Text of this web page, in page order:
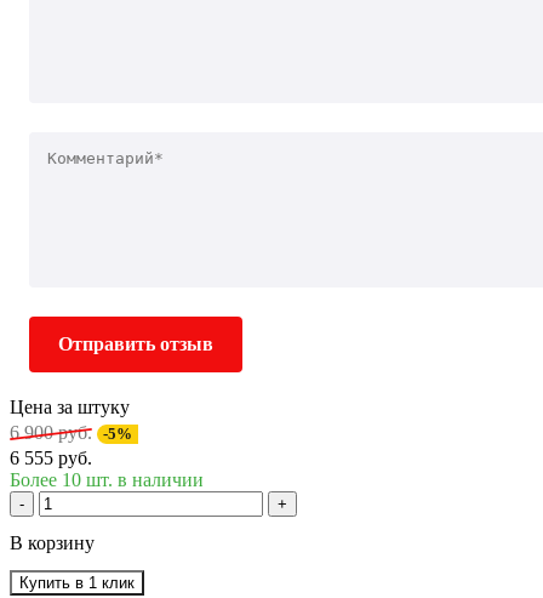
Отправить отзыв
Цена за штуку
6 900 руб. -5%
6 555 руб.
Более 10 шт. в наличии
- +
В корзину
Купить в 1 клик